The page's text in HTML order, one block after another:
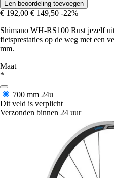
Een beoordeling toevoegen
€ 192,00 € 149,50 -22%
Shimano WH-RS100 Rust jezelf
fietsprestaties op de weg met een
mm.
Maat
*
700 mm 24u
Dit veld is verplicht
Verzonden binnen 24 uur